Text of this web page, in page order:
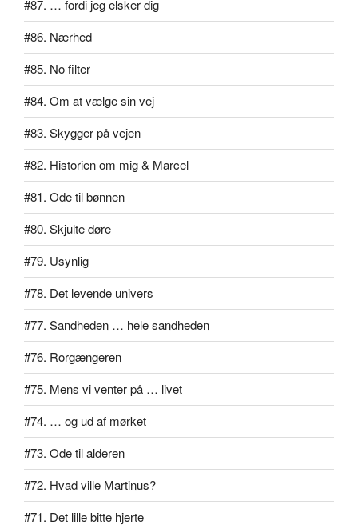
#87. … fordi jeg elsker dig
#86. Nærhed
#85. No filter
#84. Om at vælge sin vej
#83. Skygger på vejen
#82. Historien om mig & Marcel
#81. Ode til bønnen
#80. Skjulte døre
#79. Usynlig
#78. Det levende univers
#77. Sandheden … hele sandheden
#76. Rorgængeren
#75. Mens vi venter på … livet
#74. … og ud af mørket
#73. Ode til alderen
#72. Hvad ville Martinus?
#71. Det lille bitte hjerte